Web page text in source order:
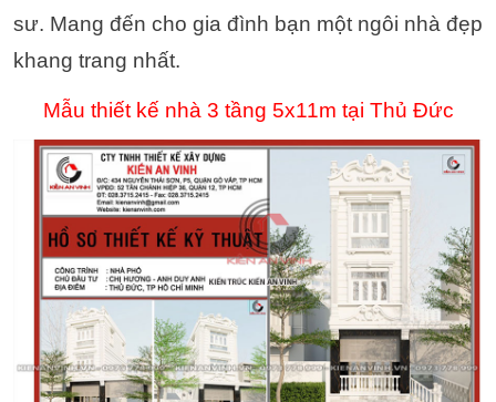
sư. Mang đến cho gia đình bạn một ngôi nhà đẹp
khang trang nhất.
Mẫu thiết kế nhà 3 tầng 5x11m tại Thủ Đức